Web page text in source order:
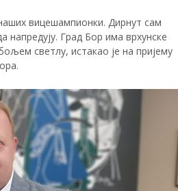
вицешампионки. Дирнут сам
Град Бор има врхунске
светлу, истакао је на пријему